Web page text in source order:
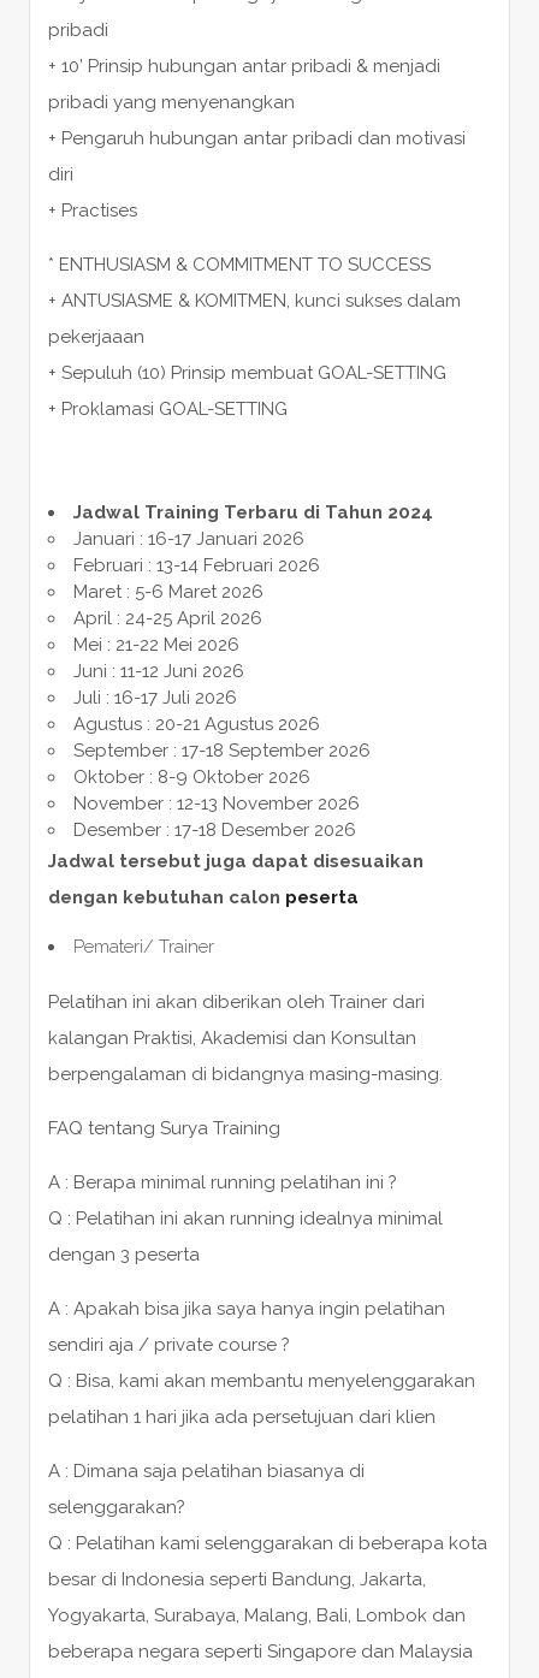
pribadi
+ 10’ Prinsip hubungan antar pribadi & menjadi
pribadi yang menyenangkan
+ Pengaruh hubungan antar pribadi dan motivasi
diri
+ Practises
* ENTHUSIASM & COMMITMENT TO SUCCESS
+ ANTUSIASME & KOMITMEN, kunci sukses dalam
pekerjaaan
+ Sepuluh (10) Prinsip membuat GOAL-SETTING
+ Proklamasi GOAL-SETTING
Jadwal Training Terbaru di Tahun 2024
Januari : 16-17 Januari 2026
Februari : 13-14 Februari 2026
Maret : 5-6 Maret 2026
April : 24-25 April 2026
Mei : 21-22 Mei 2026
Juni : 11-12 Juni 2026
Juli : 16-17 Juli 2026
Agustus : 20-21 Agustus 2026
September : 17-18 September 2026
Oktober : 8-9 Oktober 2026
November : 12-13 November 2026
Desember : 17-18 Desember 2026
Jadwal tersebut juga dapat disesuaikan
dengan kebutuhan calon peserta
Pemateri/ Trainer
Pelatihan ini akan diberikan oleh Trainer dari
kalangan Praktisi, Akademisi dan Konsultan
berpengalaman di bidangnya masing-masing.
FAQ tentang Surya Training
A : Berapa minimal running pelatihan ini ?
Q : Pelatihan ini akan running idealnya minimal
dengan 3 peserta
A : Apakah bisa jika saya hanya ingin pelatihan
sendiri aja / private course ?
Q : Bisa, kami akan membantu menyelenggarakan
pelatihan 1 hari jika ada persetujuan dari klien
A : Dimana saja pelatihan biasanya di
selenggarakan?
Q : Pelatihan kami selenggarakan di beberapa kota
besar di Indonesia seperti Bandung, Jakarta,
Yogyakarta, Surabaya, Malang, Bali, Lombok dan
beberapa negara seperti Singapore dan Malaysia